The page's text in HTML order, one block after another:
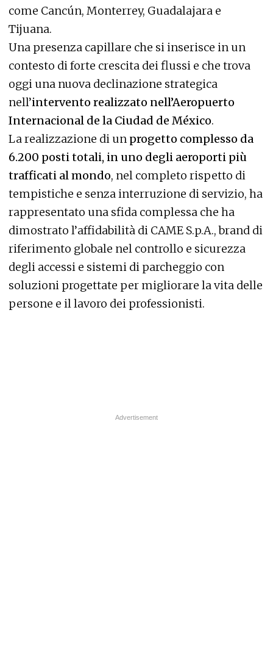
come Cancún, Monterrey, Guadalajara e
Tijuana.
Una presenza capillare che si inserisce in un
contesto di forte crescita dei flussi e che trova
oggi una nuova declinazione strategica
nell’intervento realizzato nell’Aeropuerto
Internacional de la Ciudad de México.
La realizzazione di un progetto complesso da
6.200 posti totali, in uno degli aeroporti più
trafficati al mondo, nel completo rispetto di
tempistiche e senza interruzione di servizio, ha
rappresentato una sfida complessa che ha
dimostrato l’affidabilità di CAME S.p.A., brand di
riferimento globale nel controllo e sicurezza
degli accessi e sistemi di parcheggio con
soluzioni progettate per migliorare la vita delle
persone e il lavoro dei professionisti.